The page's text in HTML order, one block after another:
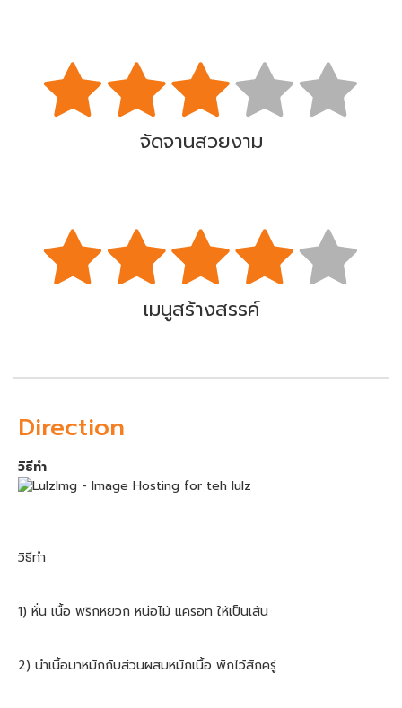
จัดจานสวยงาม
เมนูสร้างสรรค์
Direction
วิธีทำ
วิธีทำ
1) หั่น เนื้อ พริกหยวก หน่อไม้ แครอท ให้เป็นเส้น
2) นำเนื้อมาหมักกับส่วนผสมหมักเนื้อ พักไว้สักครู่